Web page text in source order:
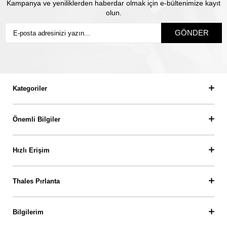
Kampanya ve yeniliklerden haberdar olmak için e-bültenimize kayıt
olun.
GÖNDER
Kategoriler
Önemli Bilgiler
Hızlı Erişim
Thales Pırlanta
Bilgilerim